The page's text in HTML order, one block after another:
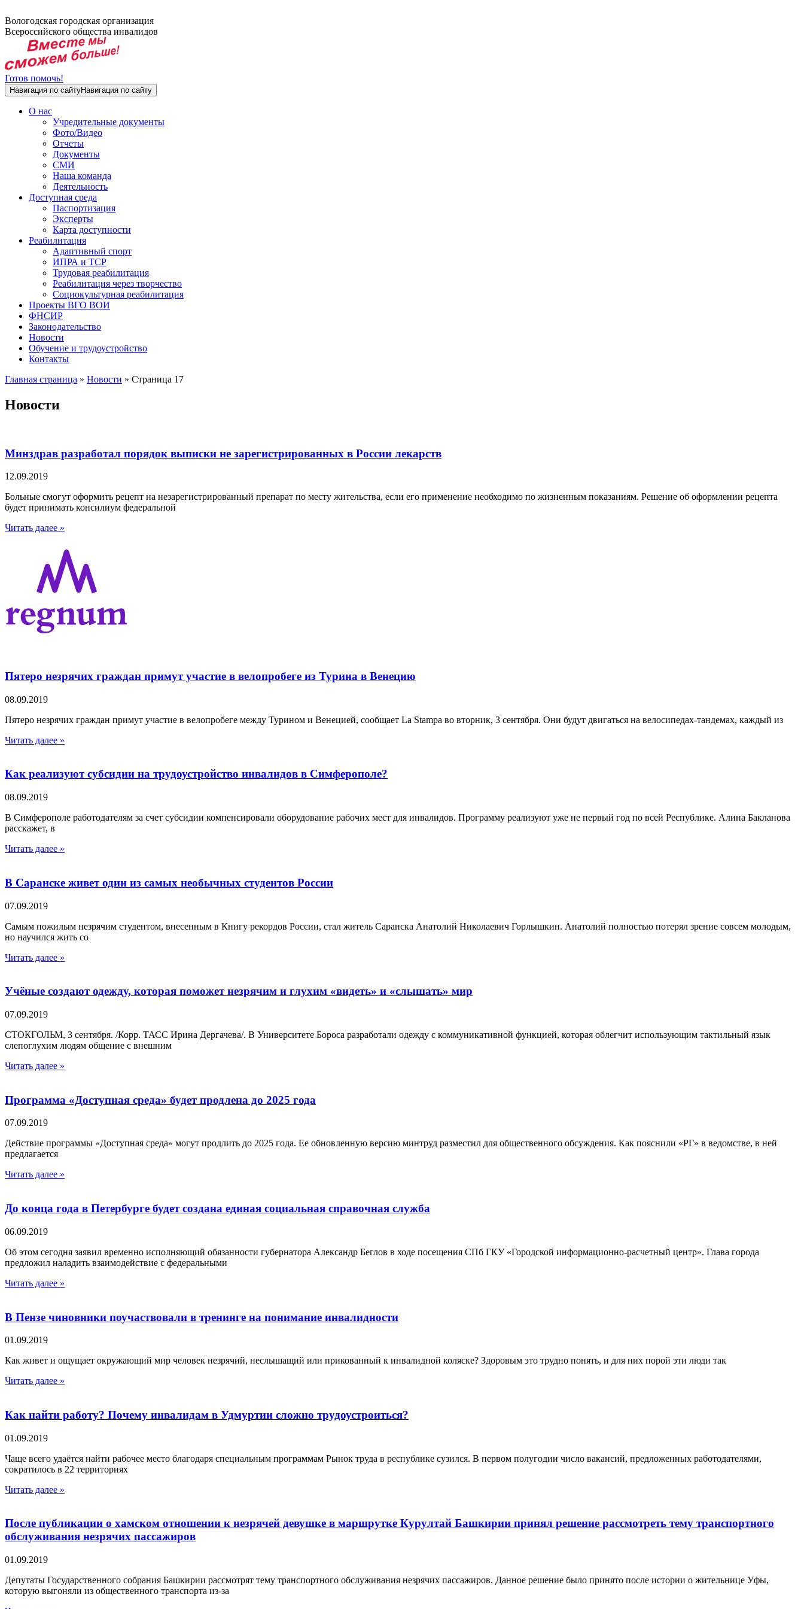
Вологодская городская организация
Всероссийского общества инвалидов
Готов помочь!
Навигация по сайтуНавигация по сайту
О нас
Учредительные документы
Фото/Видео
Отчеты
Документы
СМИ
Наша команда
Деятельность
Доступная среда
Паспортизация
Эксперты
Карта доступности
Реабилитация
Адаптивный спорт
ИПРА и ТСР
Трудовая реабилитация
Реабилитация через творчество
Социокультурная реабилитация
Проекты ВГО ВОИ
ФНСИР
Законодательство
Новости
Обучение и трудоустройство
Контакты
Главная страница » Новости » Страница 17
Новости
Минздрав разработал порядок выписки не зарегистрированных в России лекарств
12.09.2019
Больные смогут оформить рецепт на незарегистрированный препарат по месту жительства, если его применение необходимо по жизненным показаниям. Решение об оформлении рецепта
будет принимать консилиум федеральной
Читать далее »
Пятеро незрячих граждан примут участие в велопробеге из Турина в Венецию
08.09.2019
Пятеро незрячих граждан примут участие в велопробеге между Турином и Венецией, сообщает La Stampa во вторник, 3 сентября. Они будут двигаться на велосипедах-тандемах, каждый из
Читать далее »
Как реализуют субсидии на трудоустройство инвалидов в Симферополе?
08.09.2019
В Симферополе работодателям за счет субсидии компенсировали оборудование рабочих мест для инвалидов. Программу реализуют уже не первый год по всей Республике. Алина Бакланова
расскажет, в
Читать далее »
В Саранске живет один из самых необычных студентов России
07.09.2019
Самым пожилым незрячим студентом, внесенным в Книгу рекордов России, стал житель Саранска Анатолий Николаевич Горлышкин. Анатолий полностью потерял зрение совсем молодым,
но научился жить со
Читать далее »
Учёные создают одежду, которая поможет незрячим и глухим «видеть» и «слышать» мир
07.09.2019
СТОКГОЛЬМ, 3 сентября. /Корр. ТАСС Ирина Дергачева/. В Университете Бороса разработали одежду с коммуникативной функцией, которая облегчит использующим тактильный язык
слепоглухим людям общение с внешним
Читать далее »
Программа «Доступная среда» будет продлена до 2025 года
07.09.2019
Действие программы «Доступная среда» могут продлить до 2025 года. Ее обновленную версию минтруд разместил для общественного обсуждения. Как пояснили «РГ» в ведомстве, в ней
предлагается
Читать далее »
До конца года в Петербурге будет создана единая социальная справочная служба
06.09.2019
Об этом сегодня заявил временно исполняющий обязанности губернатора Александр Беглов в ходе посещения СПб ГКУ «Городской информационно-расчетный центр». Глава города
предложил наладить взаимодействие с федеральными
Читать далее »
В Пензе чиновники поучаствовали в тренинге на понимание инвалидности
01.09.2019
Как живет и ощущает окружающий мир человек незрячий, неслышащий или прикованный к инвалидной коляске? Здоровым это трудно понять, и для них порой эти люди так
Читать далее »
Как найти работу? Почему инвалидам в Удмуртии сложно трудоустроиться?
01.09.2019
Чаще всего удаётся найти рабочее место благодаря специальным программам Рынок труда в республике сузился. В первом полугодии число вакансий, предложенных работодателями,
сократилось в 22 территориях
Читать далее »
После публикации о хамском отношении к незрячей девушке в маршрутке Курултай Башкирии принял решение рассмотреть тему транспортного
обслуживания незрячих пассажиров
01.09.2019
Депутаты Государственного собрания Башкирии рассмотрят тему транспортного обслуживания незрячих пассажиров. Данное решение было принято после истории о жительнице Уфы,
которую выгоняли из общественного транспорта из-за